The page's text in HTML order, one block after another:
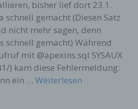
bisher lief dort 23.1.
schnell gemacht (Diesen Satz
nicht mehr sagen, denn
schnell gemacht) Während
mit @apexins.sql SYSAUX
) kam diese Fehlermeldung:
ein … Weiterlesen
bestimmten Personen
dieser Daten
wird nicht
behalten uns vor, diese Daten
wenn uns konkrete
rechtswidrige Nutzung